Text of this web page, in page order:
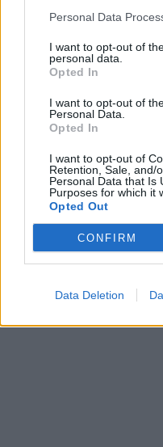
Personal Data
I want to opt-out of
personal data.
Opted In
I want to opt-out of
Personal Data.
Opted In
I want to opt-out of
Retention, Sale, and/
Personal Data that Is
Purposes for which it
Opted Out
CONFIRM
Data Deletion